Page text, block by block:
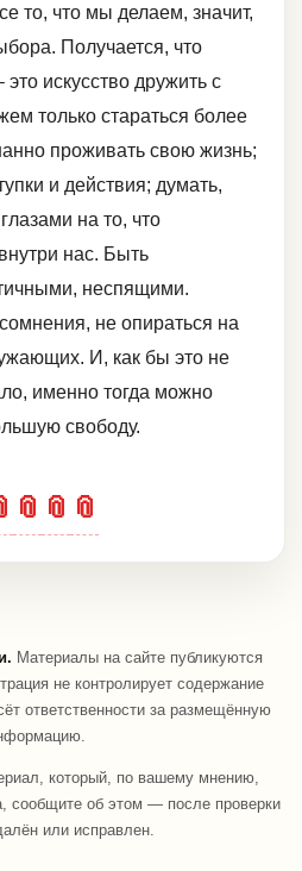
то, что мы делаем, значит,
Получается, что
искусство дружить с
только стараться более
проживать свою жизнь;
и действия; думать,
на то, что
нас. Быть
неспящими.
не опираться на
И, как бы это не
именно тогда можно
свободу.
📎 📎 📎
Материалы на сайте публикуются
не контролирует содержание
ответственности за размещённую
который, по вашему мнению,
сообщите об этом — после проверки
или исправлен.